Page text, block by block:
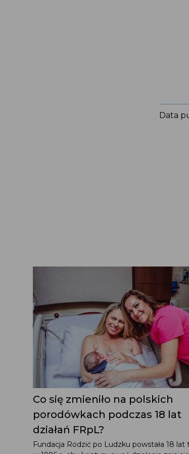
Data
Co się zmieniło na polskich
porodówkach podczas 18 lat
działań FRpL?
Fundacja Rodzić po Ludzku powstała 18 lat